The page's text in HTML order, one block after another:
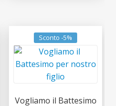
Sconto -5%
Vogliamo il Battesimo